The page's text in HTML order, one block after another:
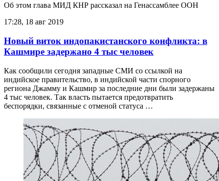
Об этом глава МИД КНР рассказал на Генассамблее ООН
17:28, 18 авг 2019
Новый виток индопакистанского конфликта: в
Кашмире задержано 4 тыс человек
Как сообщили сегодня западные СМИ со ссылкой на
индийское правительство, в индийской части спорного
региона Джамму и Кашмир за последние дни были задержаны
4 тыс человек. Так власть пытается предотвратить
беспорядки, связанные с отменой статуса …